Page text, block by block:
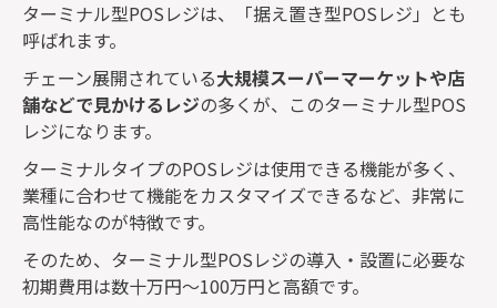
ターミナル型POSレジは、「据え置き型POSレジ」とも
呼ばれます。
チェーン展開されている大規模スーパーマーケットや店
舗などで見かけるレジの多くが、このターミナル型POS
レジになります。
ターミナルタイプのPOSレジは使用できる機能が多く、
業種に合わせて機能をカスタマイズできるなど、非常に
高性能なのが特徴です。
そのため、ターミナル型POSレジの導入・設置に必要な
初期費用は数十万円～100万円と高額です。